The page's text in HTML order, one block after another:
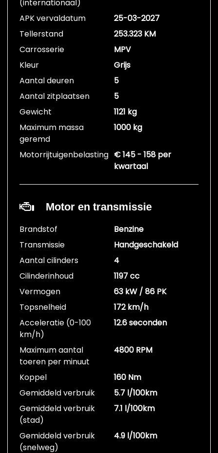
(internationaal)
APK vervaldatum
25-03-2027
Tellerstand
253.323 KM
Carrosserie
MPV
Kleur
Grijs
Aantal deuren
5
Aantal zitplaatsen
5
Gewicht
1121 kg
Maximum massa
geremd
1000 kg
Motorrijtuigenbelasting € 145 - 158 per
kwartaal
Motor en transmissie
Brandstof
Benzine
Transmissie
Handgeschakeld
Aantal cilinders
4
Cilinderinhoud
1197 cc
Vermogen
63 kW / 86 PK
Topsnelheid
172 km/h
Acceleratie (0-100
km/h)
12.6 seconden
Maximum aantal
toeren per minuut
4800 RPM
Koppel
160 Nm
Gemiddeld verbruik
5.7 l/100km
Gemiddeld verbruik
(stad)
7.1 l/100km
Gemiddeld verbruik
(snelweg)
4.9 l/100km